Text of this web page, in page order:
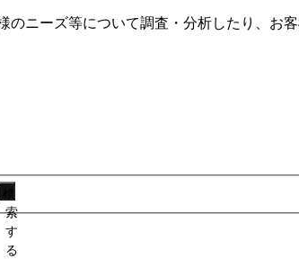
のニーズ等について調査・分析したり、お
索
す
る